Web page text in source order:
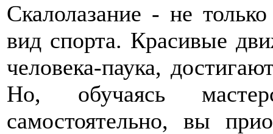
Скалолазание - не
вид спорта. Красивые
человека-паука,
Но, обучаясь
самостоятельно, вы